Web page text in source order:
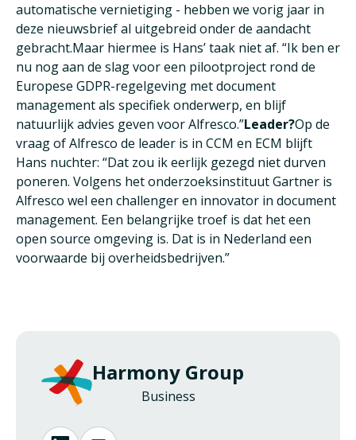
Harmony Group
Business
automatische vernietiging - hebben we vorig jaar in
deze nieuwsbrief al uitgebreid onder de aandacht
gebracht.Maar hiermee is Hans’ taak niet af. “Ik ben er
nu nog aan de slag voor een pilootproject rond de
Europese GDPR-regelgeving met document
management als specifiek onderwerp, en blijf
natuurlijk advies geven voor Alfresco.”Leader?Op de
vraag of Alfresco de leader is in CCM en ECM blijft
Hans nuchter: “Dat zou ik eerlijk gezegd niet durven
poneren. Volgens het onderzoeksinstituut Gartner is
Alfresco wel een challenger en innovator in document
management. Een belangrijke troef is dat het een
open source omgeving is. Dat is in Nederland een
voorwaarde bij overheidsbedrijven.”